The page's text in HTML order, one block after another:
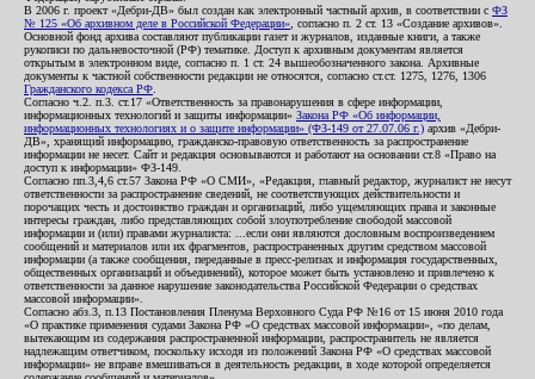
В 2006 г. проект «Дебри-ДВ» был создан как электронный частный архив, в соответствии с ФЗ
№ 125 «Об архивном деле в Российской Федерации» , согласно п. 2 ст. 13 «Создание архивов».
Основной фонд архива составляют публикации газет и журналов, изданные книги, а также
рукописи по дальневосточной (РФ) тематике. Доступ к архивным документам является
открытым в электронном виде, согласно п. 1 ст. 24 вышеобозначенного закона. Архивные
документы к частной собственности редакции не относятся, согласно ст.ст. 1275, 1276, 1306
Гражданского кодекса РФ
Согласно ч.2. п.3. ст.17 «Ответственность за правонарушения в сфере информации,
информационных технологий и защиты информации» Закона РФ «Об информации,
информационных технологиях и о защите информации» (ФЗ-149 от 27.07.06 г.) архив «Дебри-
ДВ», хранящий информацию, гражданско-правовую ответственность за распространение
информации не несет. Сайт и редакция основываются и работают на основании ст.8 «Право на
доступ к информации» ФЗ-149.
Согласно пп.3,4,6 ст.57 Закона РФ «О СМИ», «Редакция, главный редактор, журналист не несут
ответственности за распространение сведений, не соответствующих действительности и
порочащих честь и достоинство граждан и организаций, либо ущемляющих права и законные
интересы граждан, либо представляющих собой злоупотребление свободой массовой
информации и (или) правами журналиста: ...если они являются дословным воспроизведением
сообщений и материалов или их фрагментов, распространенных другим средством массовой
информации (а также сообщения, переданные в пресс-релизах и информация государственных,
общественных организаций и объединений), которое может быть установлено и привлечено к
ответственности за данное нарушение законодательства Российской Федерации о средствах
массовой информации».
Согласно абз.3, п.13 Постановления Пленума Верховного Суда РФ №16 от 15 июня 2010 года
«О практике применения судами Закона РФ «О средствах массовой информации», «по делам,
вытекающим из содержания распространенной информации, распространитель не является
надлежащим ответчиком, поскольку исходя из положений Закона РФ «О средствах массовой
информации» не вправе вмешиваться в деятельность редакции, в ходе которой определяется